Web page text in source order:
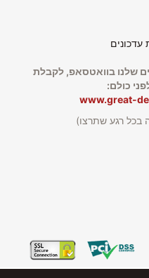
שלנו בוואטסאפ, לקבלת
כולם:
www.great-
בכל רגע שתרצו)